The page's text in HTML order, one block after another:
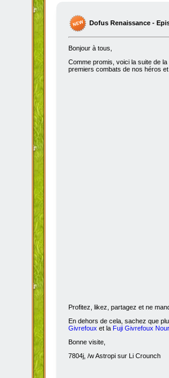
Dofus Renaissance -
Bonjour à tous,
Comme promis, voici la suite de
premiers combats de nos héros
Profitez, likez, partagez et ne
En dehors de cela, sachez que
Givrefoux et la Fuji Givrefoux
Bonne visite,
7804j, /w Astropi sur Li Crounch